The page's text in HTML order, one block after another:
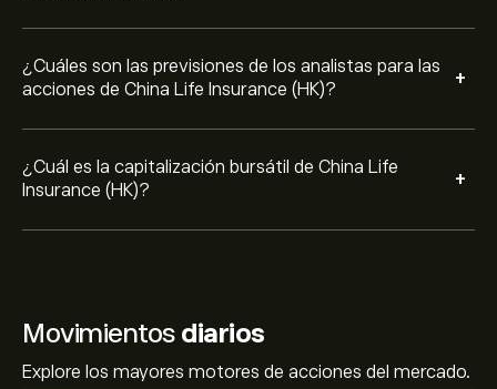
¿Cuáles son las previsiones de los analistas para las
acciones de China Life Insurance (HK)?
+
¿Cuál es la capitalización bursátil de China Life
Insurance (HK)?
+
Movimientos diarios
Explore los mayores motores de acciones del mercado.